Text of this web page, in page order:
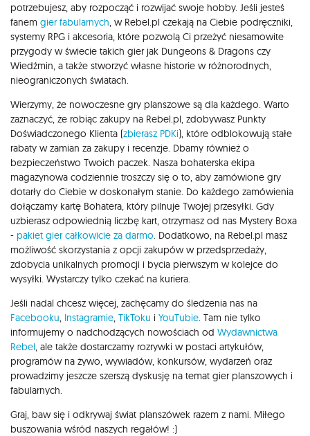
potrzebujesz, aby rozpocząć i rozwijać swoje hobby. Jeśli jesteś
fanem gier fabularnych , w Rebel.pl czekają na Ciebie podręczniki,
systemy RPG i akcesoria, które pozwolą Ci przeżyć niesamowite
przygody w świecie takich gier jak Dungeons & Dragons czy
Wiedźmin, a także stworzyć własne historie w różnorodnych,
nieograniczonych światach.
Wierzymy, że nowoczesne gry planszowe są dla każdego. Warto
zaznaczyć, że robiąc zakupy na Rebel.pl, zdobywasz Punkty
Doświadczonego Klienta (zbierasz PDKi), które odblokowują stałe
rabaty w zamian za zakupy i recenzje. Dbamy również o
bezpieczeństwo Twoich paczek. Nasza bohaterska ekipa
magazynowa codziennie troszczy się o to, aby zamówione gry
dotarły do Ciebie w doskonałym stanie. Do każdego zamówienia
dołączamy kartę Bohatera, który pilnuje Twojej przesyłki. Gdy
uzbierasz odpowiednią liczbę kart, otrzymasz od nas Mystery Boxa
- pakiet gier całkowicie za darmo . Dodatkowo, na Rebel.pl masz
możliwość skorzystania z opcji zakupów w przedsprzedaży,
zdobycia unikalnych promocji i bycia pierwszym w kolejce do
wysyłki. Wystarczy tylko czekać na kuriera.
Jeśli nadal chcesz więcej, zachęcamy do śledzenia nas na
Facebooku Instagramie TikToku i YouTubie . Tam nie tylko
informujemy o nadchodzących nowościach od Wydawnictwa
Rebel , ale także dostarczamy rozrywki w postaci artykułów,
programów na żywo, wywiadów, konkursów, wydarzeń oraz
prowadzimy jeszcze szerszą dyskusję na temat gier planszowych i
fabularnych.
Graj, baw się i odkrywaj świat planszówek razem z nami. Miłego
buszowania wśród naszych regałów! :)